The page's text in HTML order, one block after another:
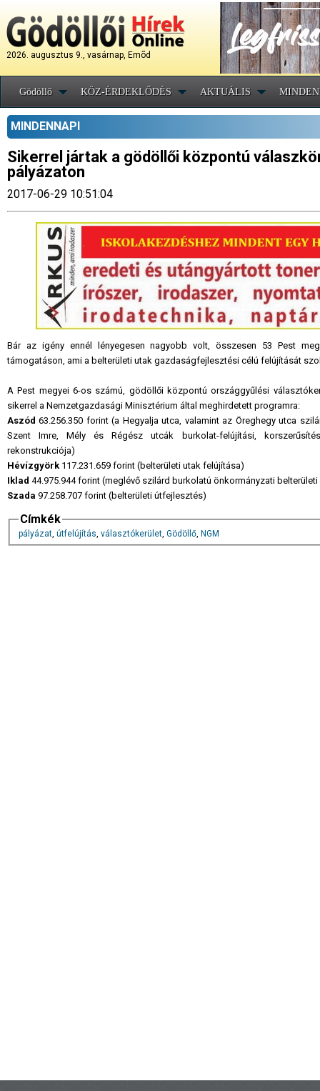
2026. augusztus 9., vasárnap, Emõd
Gödöllő KÖZ-ÉRDEKLŐDÉS AKTUÁLIS
MINDENNAPI
Sikerrel jártak a gödöllői központú
pályázaton
2017-06-29 10:51:04
Bár az igény ennél lényegesen nagyobb volt, összesen 53 Pest
támogatáson, ami a belterületi utak gazdaságfejlesztési célú felújítását
A Pest megyei 6-os számú, gödöllői központú országgyűlési
sikerrel a Nemzetgazdasági Minisztérium által meghirdetett programra:
Aszód 63.256.350 forint (a Hegyalja utca, valamint az Öreghegy utca
Szent Imre, Mély és Régész utcák burkolat-felújítási,
rekonstrukciója)
Hévízgyörk117.231.659 forint (belterületi utak felújítása)
Iklad 44.975.944 forint (meglévő szilárd burkolatú önkormányzati
Szada 97.258.707 forint (belterületi útfejlesztés)
Címkék
pályázat, útfelújítás, választókerület, Gödöllő, NGM